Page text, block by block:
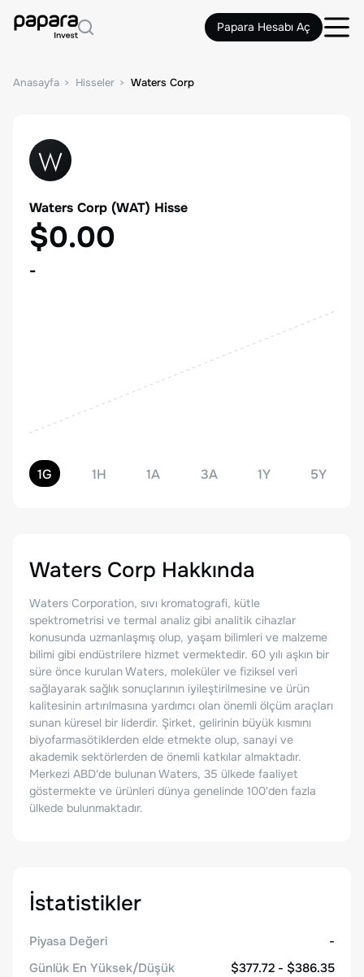
Papara Hesabı Aç
Anasayfa Hisseler Waters Corp
Waters Corp (WAT) Hisse
$0.00
-
1G 1H 1A 3A 1Y 5Y
Waters Corp Hakkında
Waters Corporation, sıvı kromatografi, kütle
spektrometrisi ve termal analiz gibi analitik cihazlar
konusunda uzmanlaşmış olup, yaşam bilimleri ve malzeme
bilimi gibi endüstrilere hizmet vermektedir. 60 yılı aşkın bir
süre önce kurulan Waters, moleküler ve fiziksel veri
sağlayarak sağlık sonuçlarının iyileştirilmesine ve ürün
kalitesinin artırılmasına yardımcı olan önemli ölçüm araçları
sunan küresel bir liderdir. Şirket, gelirinin büyük kısmını
biyofarmasötiklerden elde etmekte olup, sanayi ve
akademik sektörlerden de önemli katkılar almaktadır.
Merkezi ABD'de bulunan Waters, 35 ülkede faaliyet
göstermekte ve ürünleri dünya genelinde 100'den fazla
ülkede bulunmaktadır.
İstatistikler
Piyasa Değeri
-
Günlük En Yüksek/Düşük
$377.72 - $386.35